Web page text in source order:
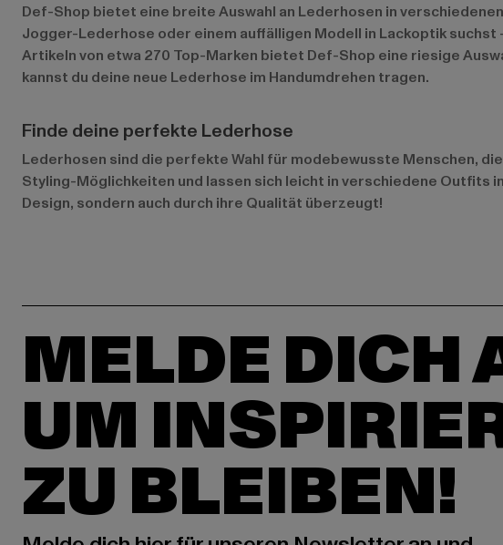
Def-Shop bietet eine breite Auswahl an Lederhosen in
Jogger-Lederhose oder einem auffälligen Modell in Lackoptik
Artikeln von etwa 270 Top-Marken bietet Def-Shop eine riesige
kannst du deine neue Lederhose im Handumdrehen tragen.
Finde deine perfekte Lederhose
Lederhosen sind die perfekte Wahl für modebewusste Menschen,
Styling-Möglichkeiten und lassen sich leicht in verschiedene Outfits
Design, sondern auch durch ihre Qualität überzeugt!
MELDE DICH
UM
ZU BLEIBEN!